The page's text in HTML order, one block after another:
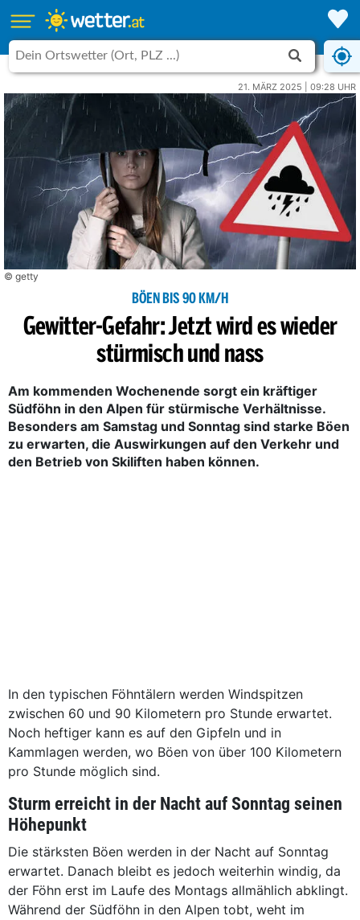
21. MÄRZ 2025 | 09:28 UHR
© getty
BÖEN BIS 90 KM/H
Gewitter-Gefahr: Jetzt wird es wieder
stürmisch und nass
Am kommenden Wochenende sorgt ein kräftiger
Südföhn in den Alpen für stürmische Verhältnisse.
Besonders am Samstag und Sonntag sind starke Böen
zu erwarten, die Auswirkungen auf den Verkehr und
den Betrieb von Skiliften haben können.
In den typischen Föhntälern werden Windspitzen
zwischen 60 und 90 Kilometern pro Stunde erwartet.
Noch heftiger kann es auf den Gipfeln und in
Kammlagen werden, wo Böen von über 100 Kilometern
pro Stunde möglich sind.
Sturm erreicht in der Nacht auf Sonntag seinen
Höhepunkt
Die stärksten Böen werden in der Nacht auf Sonntag
erwartet. Danach bleibt es jedoch weiterhin windig, da
der Föhn erst im Laufe des Montags allmählich abklingt.
Während der Südföhn in den Alpen tobt, weht im